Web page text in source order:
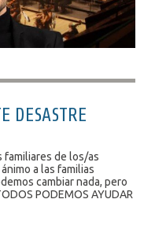
DESASTRE
familiares de los/as
a las familias
cambiar nada, pero
PODEMOS AYUDAR